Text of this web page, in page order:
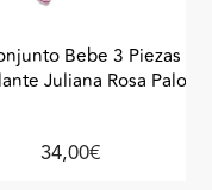
Bebe 3 Piezas
Juliana Rosa Palo
34,00€